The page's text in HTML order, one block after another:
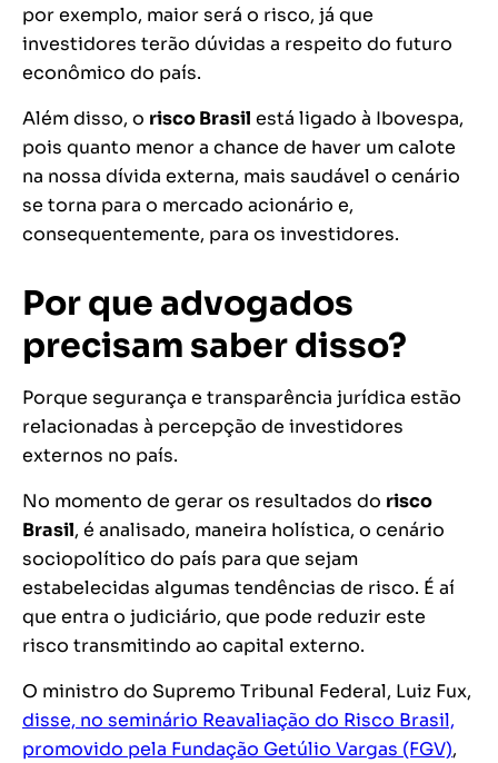
por exemplo, maior será o risco, já que
investidores terão dúvidas a respeito do futuro
econômico do país.
Além disso, o risco Brasil está ligado à Ibovespa,
pois quanto menor a chance de haver um calote
na nossa dívida externa, mais saudável o cenário
se torna para o mercado acionário e,
consequentemente, para os investidores.
Por que advogados
precisam saber disso?
Porque segurança e transparência jurídica estão
relacionadas à percepção de investidores
externos no país.
No momento de gerar os resultados do risco
Brasil, é analisado, maneira holística, o cenário
sociopolítico do país para que sejam
estabelecidas algumas tendências de risco. É aí
que entra o judiciário, que pode reduzir este
risco transmitindo ao capital externo.
O ministro do Supremo Tribunal Federal, Luiz Fux,
disse, no seminário Reavaliação do Risco Brasil,
promovido pela Fundação Getúlio Vargas (FGV),